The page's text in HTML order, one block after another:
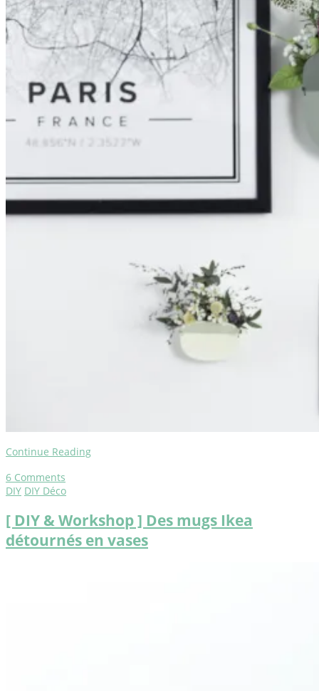
Continue Reading
6 Comments
DIY DIY Déco
[ DIY & Workshop ] Des mugs Ikea
détournés en vases